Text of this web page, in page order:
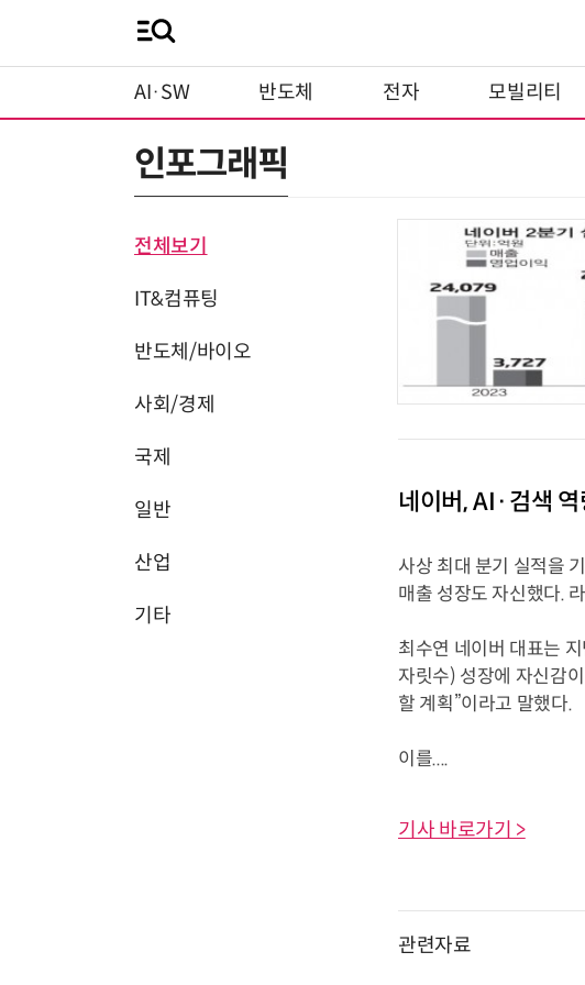
AI·SW 반도체 전자 모빌리티
인포그래픽
전체보기
IT&컴퓨팅
반도체/바이오
사회/경제
국제
일반
산업
기타
네이버, AI·검색
사상 최대 분기 실적을
매출 성장도 자신했다.
최수연 네이버 대표는
자릿수) 성장에 자신감
할 계획”이라고 말했다.
이를....
기사 바로가기 >
관련자료